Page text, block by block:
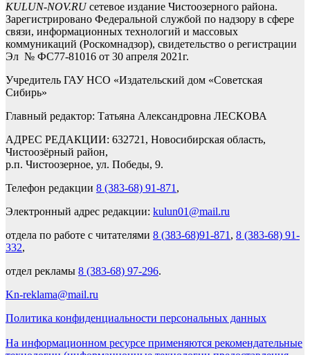
KULUN-NOV.RUсетевое издание Чистоозерного района.
Зарегистрировано Федеральной службой по надзору в сфере
связи, информационных технологий и массовых
коммуникаций (Роскомнадзор), свидетельство о регистрации
Эл № ФС77-81016 от 30 апреля 2021г.
Учредитель ГАУ НСО «Издательский дом «Советская
Сибирь»
Главный редактор: Татьяна Александровна ЛЕСКОВА
АДРЕС РЕДАКЦИИ: 632721, Новосибирская область,
Чистоозёрный район,
р.п. Чистоозерное, ул. Победы, 9.
Телефон редакции 8 (383-68) 91-871 ,
Электронный адрес редакции: kulun01@mail.ru
отдела по работе с читателями 8 (383-68)91-871 , 8 (383-68) 91-
332,
отдел рекламы 8 (383-68) 97-296.
Kn-reklama@mail.ru
Политика конфиденциальности персональных данных
На информационном ресурсе применяются рекомендательные